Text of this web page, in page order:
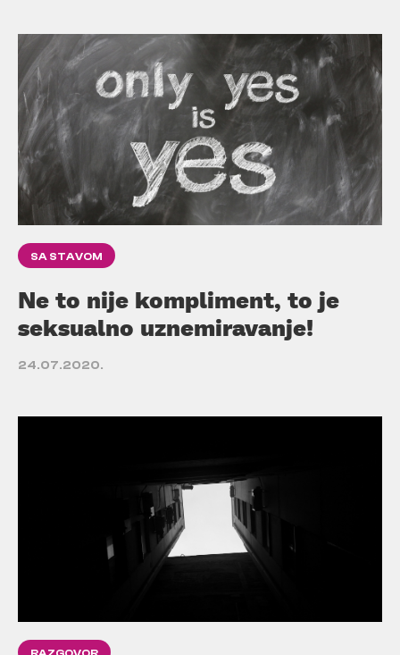
SA STAVOM
Ne to nije kompliment, to je
seksualno uznemiravanje!
24.07.2020.